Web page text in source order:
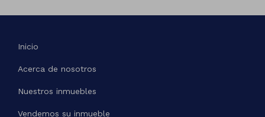
Inicio
Acerca de nosotros
Nuestros inmuebles
Vendemos su inmueble